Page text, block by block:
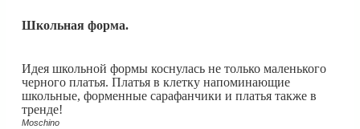
Школьная форма.
Идея школьной формы коснулась не только маленького
черного платья. Платья в клетку напоминающие
школьные, форменные сарафанчики и платья также в
тренде!
Moschino